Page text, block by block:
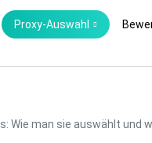
Proxy-Auswahl
Wie man sie auswählt und